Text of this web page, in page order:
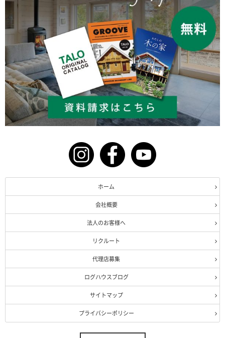
ホーム
会社概要
法人のお客様へ
リクルート
代理店募集
ログハウスブログ
サイトマップ
プライバシーポリシー